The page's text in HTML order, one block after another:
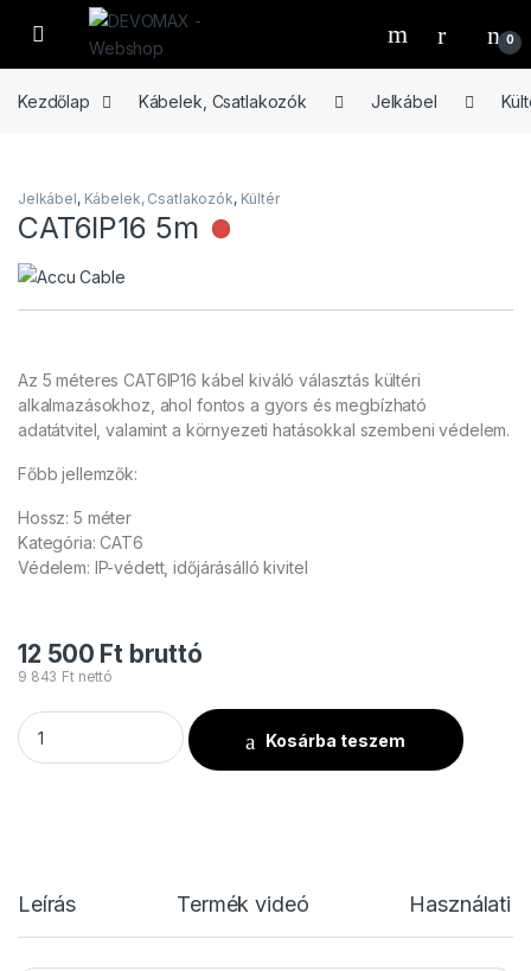
Ugrás a navigációhoz
Ugrás a tartalomhoz
Open 0
Kezdőlap Kábelek, Csatlakozók Jelkábel
Jelkábel, Kábelek, Csatlakozók, Kültér
CAT6IP16 5m Nincs raktáron
Az 5 méteres CAT6IP16 kábel kiváló választás kültéri
alkalmazásokhoz, ahol fontos a gyors és megbízható
adatátvitel, valamint a környezeti hatásokkal szembeni védelem.
Főbb jellemzők:
Hossz: 5 méter
Kategória: CAT6
Védelem: IP-védett, időjárásálló kivitel
12 500 Ftbruttó
9 843 Ft nettó
CAT6IP16 5m mennyiség
Kosárba teszem
Leírás Termék videó Használati